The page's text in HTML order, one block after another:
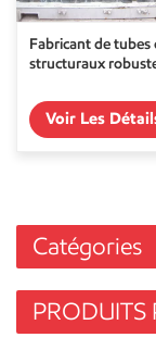
Fabricant de tubes
structuraux
Voir Les
Catégories
PRODUITS